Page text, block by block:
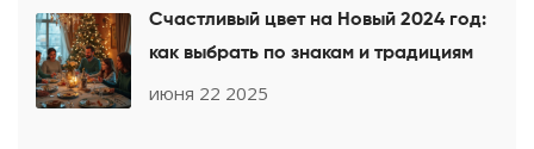
Счастливый цвет на Новый 2024 год:
как выбрать по знакам и традициям
июня 22 2025